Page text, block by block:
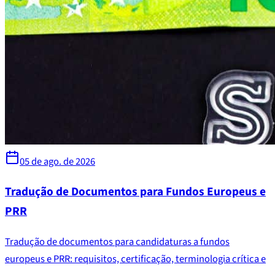
05 de ago. de 2026
Tradução de Documentos para Fundos Europeus e
PRR
Tradução de documentos para candidaturas a fundos
europeus e PRR: requisitos, certificação, terminologia crítica e